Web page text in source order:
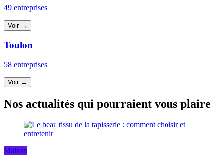
49 entreprises
Voir →
Toulon
58 entreprises
Voir →
Nos actualités qui pourraient vous plaire
Maison